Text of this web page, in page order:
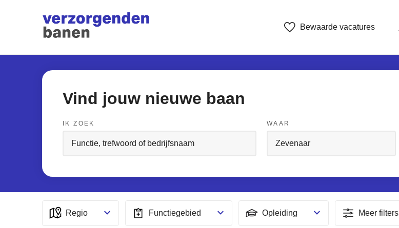
Bewaarde vacatures
Vind jouw nieuwe baan
IK ZOEK WAAR
Regio Functiegebied Opleiding Meer filters